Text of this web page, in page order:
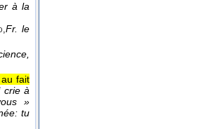
à la
Fr. le
fait
crie à
»
tu